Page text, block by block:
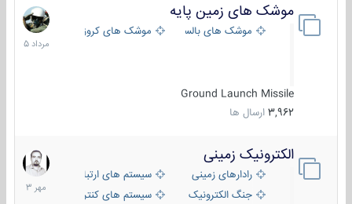
موشک های زمین پایه
موشک های بالستیک موشک های کروز
Ground Launch Missile
3,962 ارسال ها
2
مرداد
1405
الکترونیک زمینی
رادارهای زمینی
سیستم های ارتباطی و جمع آوری
جنگ الکترونیک
سیستم های کنترل آتش و تجهیزات
1
مهر
1403